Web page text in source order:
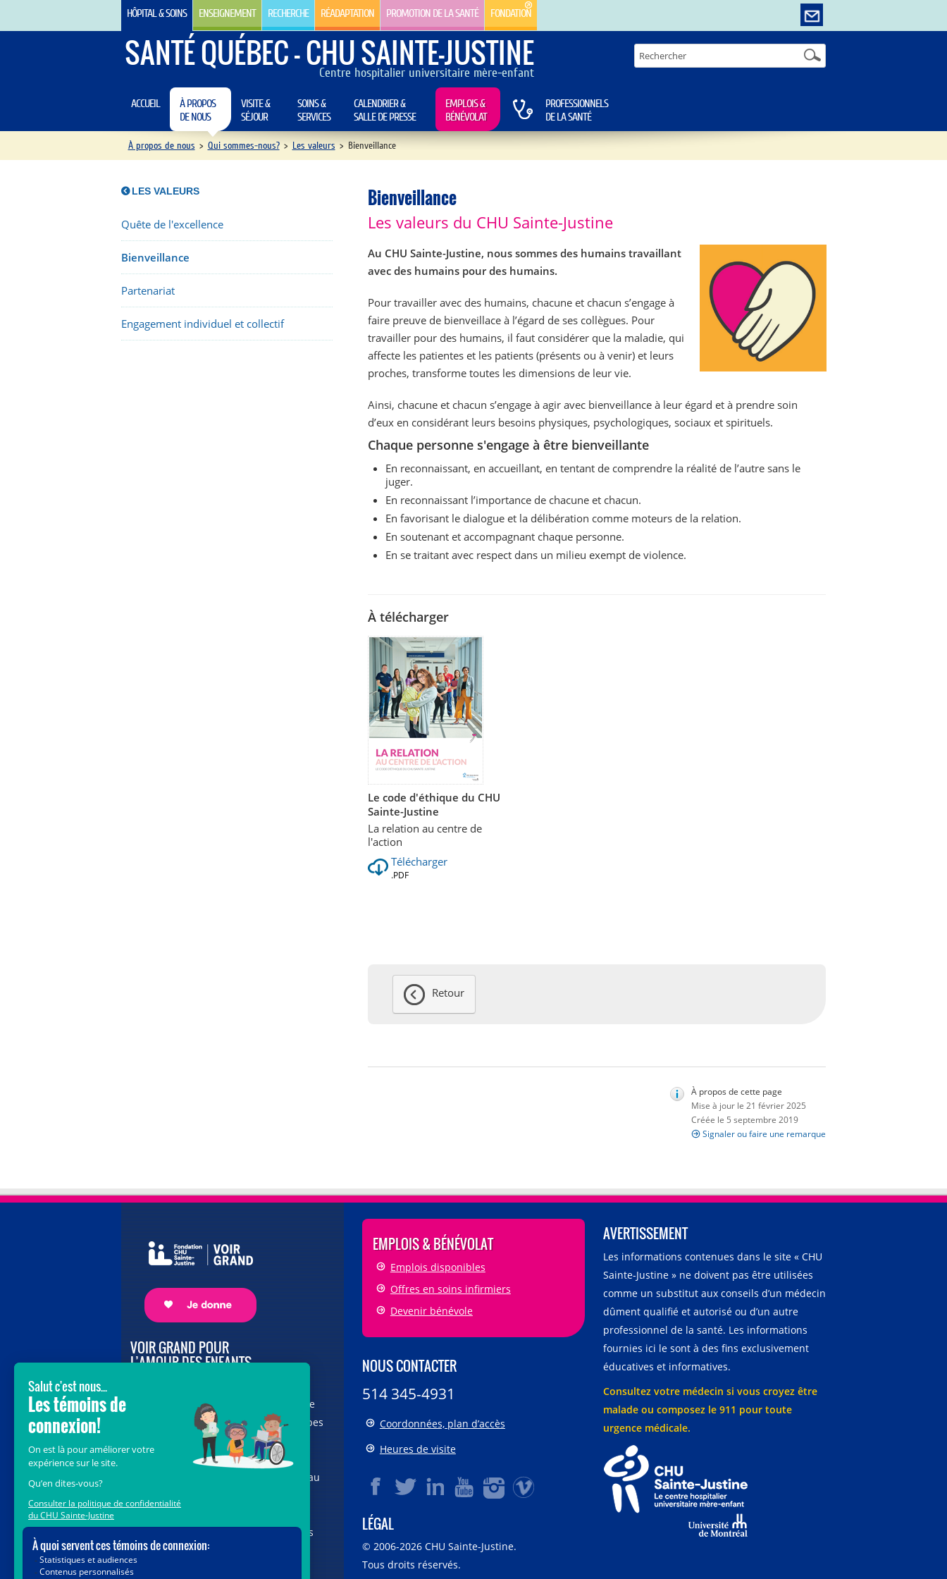
HÔPITAL & SOINS ENSEIGNEMENT RECHERCHE RÉADAPTATION PROMOTION DE LA SANTÉ FONDATION
SANTÉ QUÉBEC - CHU SAINTE-JUSTINE
Centre hospitalier universitaire mère-enfant
ACCUEIL
À PROPOS
DE NOUS
VISITE &
SÉJOUR
SOINS &
SERVICES
CALENDRIER &
SALLE DE PRESSE
EMPLOIS &
BÉNÉVOLAT
PROFESSIONNELS
DE LA SANTÉ
À propos de nous > Qui sommes-nous? > Les valeurs > Bienveillance
LES VALEURS
Quête de l'excellence
Bienveillance
Partenariat
Engagement individuel et collectif
Bienveillance
Les valeurs du CHU Sainte-Justine
Au CHU Sainte-Justine, nous sommes des humains travaillant
avec des humains pour des humains.
Pour travailler avec des humains, chacune et chacun s’engage à
faire preuve de bienveillace à l’égard de ses collègues. Pour
travailler pour des humains, il faut considérer que la maladie, qui
affecte les patientes et les patients (présents ou à venir) et leurs
proches, transforme toutes les dimensions de leur vie.
Ainsi, chacune et chacun s’engage à agir avec bienveillance à leur égard et à prendre soin
d’eux en considérant leurs besoins physiques, psychologiques, sociaux et spirituels.
Chaque personne s'engage à être bienveillante
En reconnaissant, en accueillant, en tentant de comprendre la réalité de l’autre sans le
juger.
En reconnaissant l’importance de chacune et chacun.
En favorisant le dialogue et la délibération comme moteurs de la relation.
En soutenant et accompagnant chaque personne.
En se traitant avec respect dans un milieu exempt de violence.
À télécharger
Le code d'éthique du CHU
Sainte-Justine
La relation au centre de
l'action
Télécharger
.PDF
Retour
À propos de cette page
Mise à jour le 21 février 2025
Créée le 5 septembre 2019
Signaler ou faire une remarque
VOIR GRAND POUR
L’AMOUR DES ENFANTS
vous au cœur de la campagne majeure
Voir Grand, nous conduisons les équipes
soignantes vers les opportunités de la
science et des nouvelles technologies
pour que chaque enfant, où qu’il soit au
Justine. Ensemble, unissons nos forces
pour leur avenir.
Merci de voir grand avec nous.
EMPLOIS & BÉNÉVOLAT
Emplois disponibles
Offres en soins infirmiers
Devenir bénévole
NOUS CONTACTER
514 345-4931
Coordonnées, plan d’accès
Heures de visite
LÉGAL
© 2006-2026CHU Sainte-Justine.
Tous droits réservés.
AVERTISSEMENT
Les informations contenues dans le site « CHU
Sainte-Justine » ne doivent pas être utilisées
comme un substitut aux conseils d’un médecin
dûment qualifié et autorisé ou d’un autre
professionnel de la santé. Les informations
fournies ici le sont à des fins exclusivement
éducatives et informatives.
Consultez votre médecin si vous croyez être
malade ou composez le 911 pour toute
urgence médicale.